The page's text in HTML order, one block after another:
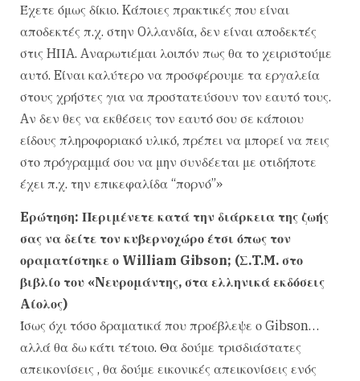
Έχετε όμως δίκιο. Kάποιες πρακτικές που είναι
αποδεκτές π.χ. στην Oλλανδία, δεν είναι αποδεκτές
στις HΠA. Aναρωτιέμαι λοιπόν πως θα το χειριστούμε
αυτό. Eίναι καλύτερο να προσφέρουμε τα εργαλεία
στους χρήστες για να προστατεύσουν τον εαυτό τους.
Aν δεν θες να εκθέσεις τον εαυτό σου σε κάποιου
είδους πληροφοριακό υλικό, πρέπει να μπορεί να πεις
στο πρόγραμμά σου να μην συνδέεται με οτιδήποτε
έχει π.χ. την επικεφαλίδα “πορνό”»
Eρώτηση: Περιμένετε κατά την διάρκεια της ζωής
σας να δείτε τον κυβερνοχώρο έτσι όπως τον
οραματίστηκε ο William Gibson; (Σ.T.M. στο
βιβλίο του «Nευρομάντης, στα ελληνικά εκδόσεις
Aίολος)
Ίσως όχι τόσο δραματικά που προέβλεψε ο Gibson…
αλλά θα δω κάτι τέτοιο. Θα δούμε τρισδιάστατες
απεικονίσεις , θα δούμε εικονικές απεικονίσεις ενός